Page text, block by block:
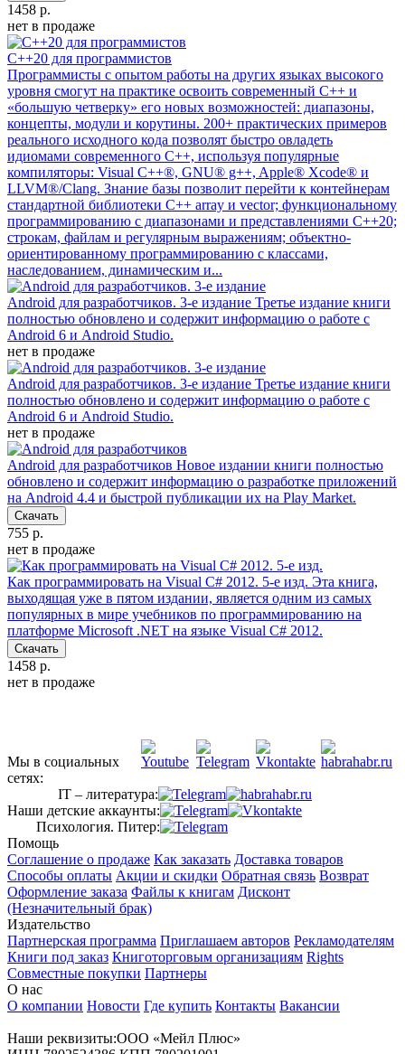
1458 р.
нет в продаже
C++20 для программистов
Программисты с опытом работы на других языках высокого
уровня смогут на практике освоить современный С++ и
«большую четверку» его новых возможностей: диапазоны,
концепты, модули и корутины. 200+ практических примеров
реального исходного кода позволят быстро овладеть
идиомами современного С++, используя популярные
компиляторы: Visual C++®, GNU® g++, Apple® Xcode® и
LLVM®/Clang. Знание базы позволит перейти к контейнерам
стандартной библиотеки С++ array и vector; функциональному
программированию с диапазонами и представлениями C++20;
строкам, файлам и регулярным выражениям; объектно-
ориентированному программированию с классами,
наследованием, динамическим и...
Android для разработчиков. 3-е издание Третье издание книги
полностью обновлено и содержит информацию о работе с
Android 6 и Android Studio.
нет в продаже
Android для разработчиков. 3-е издание Третье издание книги
полностью обновлено и содержит информацию о работе с
Android 6 и Android Studio.
нет в продаже
Android для разработчиков Новое издании книги полностью
обновлено и содержит информацию о разработке приложений
на Android 4.4 и быстрой публикации их на Play Market.
Скачать
755 р.
нет в продаже
Как программировать на Visual C# 2012. 5-е изд. Эта книга,
выходящая уже в пятом издании, является одним из самых
популярных в мире учебников по программированию на
платформе Microsoft .NET на языке Visual C# 2012.
Скачать
1458 р.
нет в продаже
Мы в социальных
сетях:
IT – литература:
Наши детские аккаунты:
Психология. Питер:
Помощь
Соглашение о продаже Как заказать Доставка товаров
Способы оплаты Акции и скидки Обратная связь Возврат
Оформление заказа Файлы к книгам Дисконт
(Незначительный брак)
Издательство
Партнерская программа Приглашаем авторов Рекламодателям
Книги под заказ Книготорговым организациям Rights
Совместные покупки Партнеры
О нас
О компании Новости Где купить Контакты Вакансии
Наши реквизиты:ООО «Мейл Плюс»